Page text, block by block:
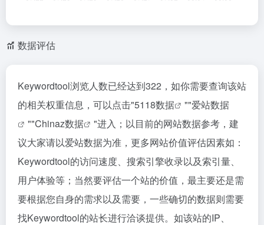
数据评估
Keywordtool浏览人数已经达到322，如你需要查询该站
的相关权重信息，可以点击"5118数据 ""爱站数据
""Chinaz数据
"进入；以目前的网站数据参考，建
议大家请以爱站数据为准，更多网站价值评估因素如：
Keywordtool的访问速度、搜索引擎收录以及索引量、
用户体验等；当然要评估一个站的价值，最主要还是需
要根据您自身的需求以及需要，一些确切的数据则需要
找Keywordtool的站长进行洽谈提供。如该站的IP、